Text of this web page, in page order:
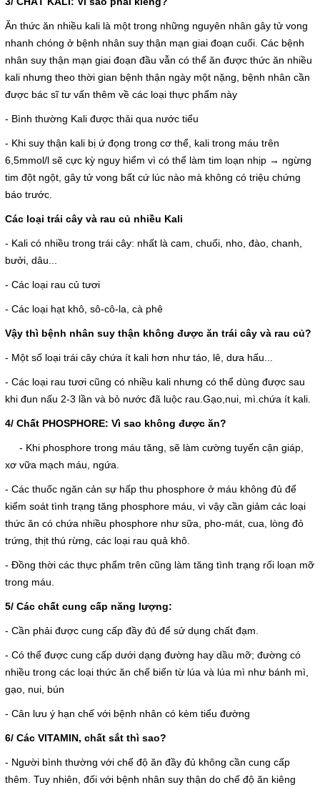
Ăn thức ăn nhiều kali là một trong những nguyên nhân gây tử vong
nhanh chóng ở bệnh nhân suy thận mạn giai đoạn cuối. Các bệnh
nhân suy thận mạn giai đoạn đầu vẫn có thể ăn được thức ăn nhiều
kali nhưng theo thời gian bệnh thận ngày một nặng, bệnh nhân cần
được bác sĩ tư vấn thêm về các loại thực phẩm này
- Bình thường Kali được thải qua nước tiểu
- Khi suy thận kali bị ứ đọng trong cơ thể, kali trong máu trên
6,5mmol/l sẽ cực kỳ nguy hiểm vì có thể làm tim loạn nhịp → ngừng
tim đột ngột, gây tử vong bất cứ lúc nào mà không có triệu chứng
báo trước.
Các loại trái cây và rau củ nhiều Kali
- Kali có nhiều trong trái cây: nhất là cam, chuối, nho, đào, chanh,
bưởi, dâu...
- Các loại rau củ tươi
- Các loại hạt khô, sô-cô-la, cà phê
Vậy thì bệnh nhân suy thận không được ăn trái cây và rau củ?
- Một số loại trái cây chứa ít kali hơn như táo, lê, dưa hấu...
- Các loại rau tươi cũng có nhiều kali nhưng có thể dùng được sau
khi đun nấu 2-3 lần và bỏ nước đã luộc rau.Gạo,nui, mì.chứa ít kali.
4/ Chất PHOSPHORE: Vì sao không được ăn?
- Khi phosphore trong máu tăng, sẽ làm cường tuyến cận giáp,
xơ vữa mạch máu, ngứa.
- Các thuốc ngăn cản sự hấp thu phosphore ở máu không đủ để
kiểm soát tình trạng tăng phosphore máu, vì vậy cần giảm các loại
thức ăn có chứa nhiều phosphore như sữa, pho-mát, cua, lòng đỏ
trứng, thịt thú rừng, các loại rau quả khô.
- Đồng thời các thực phẩm trên cũng làm tăng tình trạng rối loạn mỡ
trong máu.
5/ Các chất cung cấp năng lượng:
- Cần phải được cung cấp đầy đủ để sử dụng chất đạm.
- Có thể được cung cấp dưới dạng đường hay dầu mỡ; đường có
nhiều trong các loại thức ăn chế biến từ lúa và lúa mì như bánh mì,
gạo, nui, bún
- Cân lưu ý hạn chế với bệnh nhân có kèm tiểu đường
6/ Các VITAMIN, chất sắt thì sao?
- Người bình thường với chế độ ăn đầy đủ không cần cung cấp
thêm. Tuy nhiên, đối với bệnh nhân suy thận do chế độ ăn kiêng